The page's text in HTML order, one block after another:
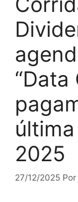
“Data
2025
27/12/2025 Por